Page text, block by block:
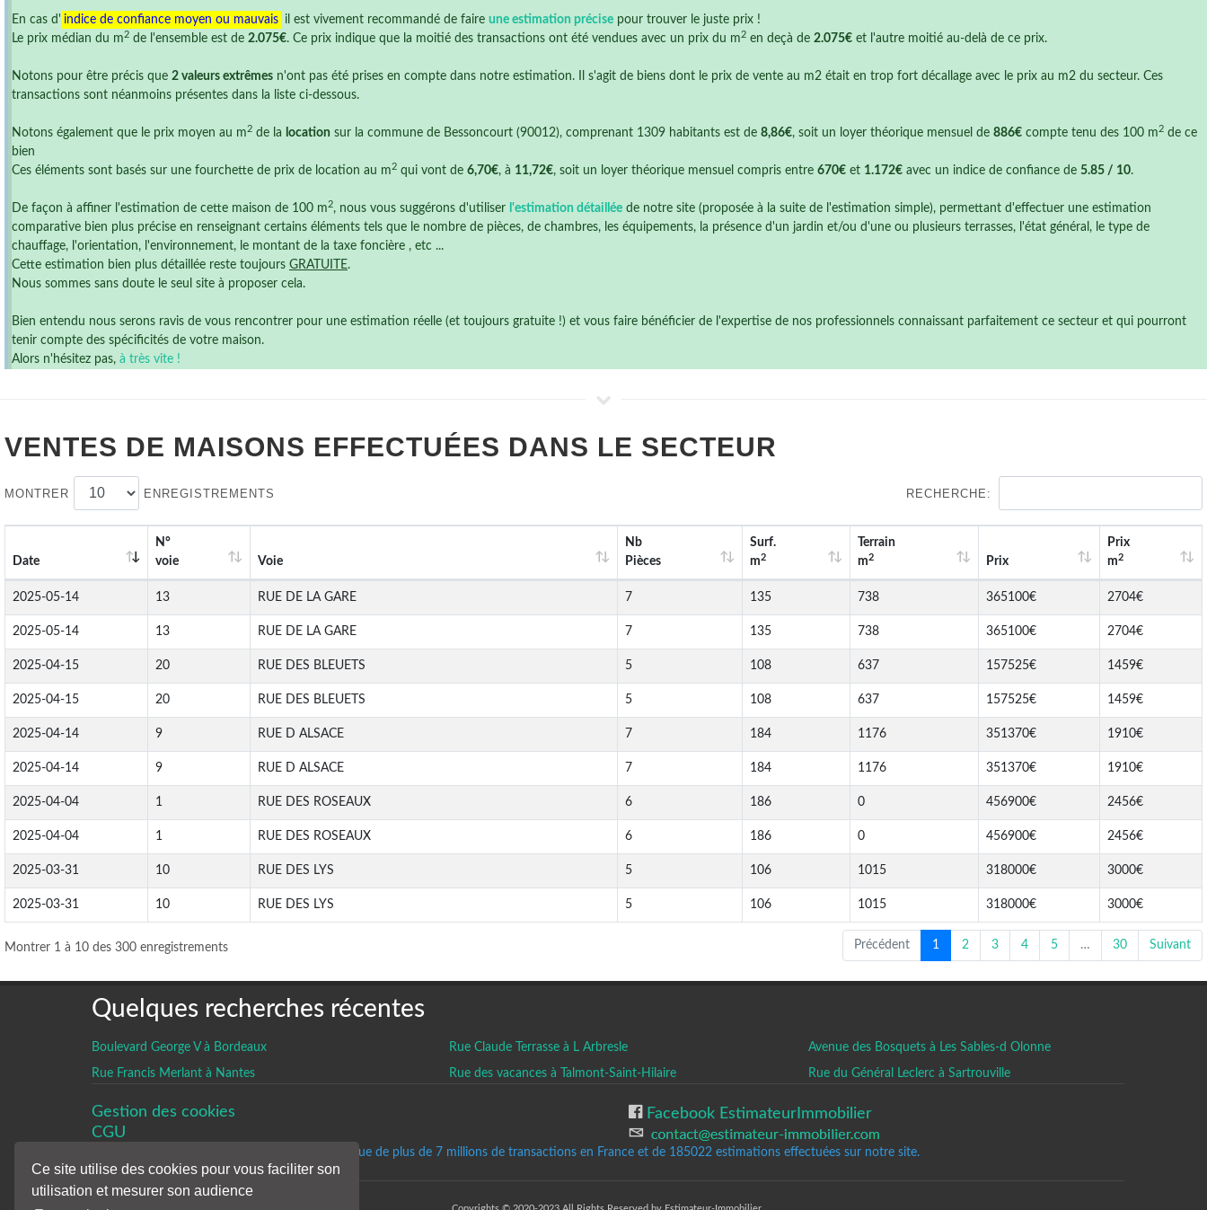
Ce site utilise des cookies pour vous faciliter son
utilisation et mesurer son audience
En cas d' indice de confiance moyen ou mauvais il est vivement recommandé de faire une estimation précisepour trouver le juste prix !
Le prix médian du m 2 de l'ensemble est de 2.075€. Ce prix indique que la moitié des transactions ont été vendues avec un prix du m 2 en deçà de 2.075€ et l'autre moitié au-delà de ce prix.
Notons pour être précis que 2 valeurs extrêmes n'ont pas été prises en compte dans notre estimation. Il s'agit de biens dont le prix de vente au m2 était en trop fort décallage avec le prix au m2 du secteur. Ces
transactions sont néanmoins présentes dans la liste ci-dessous.
Notons également que le prix moyen au m 2 de la location sur la commune de Bessoncourt (90012), comprenant 1309 habitants est de 8,86€, soit un loyer théorique mensuel de 886€ compte tenu des 100 m 2 de ce
bien
Ces éléments sont basés sur une fourchette de prix de location au m 2 qui vont de 6,70€, à 11,72€, soit un loyer théorique mensuel compris entre 670€ et 1.172€ avec un indice de confiance de 5.85 / 10.
De façon à affiner l'estimation de cette maison de 100 m 2, nous vous suggérons d'utiliser l'estimation détaillée de notre site (proposée à la suite de l'estimation simple), permettant d'effectuer une estimation
comparative bien plus précise en renseignant certains éléments tels que le nombre de pièces, de chambres, les équipements, la présence d'un jardin et/ou d'une ou plusieurs terrasses, l'état général, le type de
chauffage, l'orientation, l'environnement, le montant de la taxe foncière , etc ...
Cette estimation bien plus détaillée reste toujours GRATUITE.
Nous sommes sans doute le seul site à proposer cela.
Bien entendu nous serons ravis de vous rencontrer pour une estimation réelle (et toujours gratuite !) et vous faire bénéficier de l'expertise de nos professionnels connaissant parfaitement ce secteur et qui pourront
tenir compte des spécificités de votre maison.
Alors n'hésitez pas, à très vite !
VENTES DE MAISONS EFFECTUÉES DANS LE SECTEUR
MONTRER ENREGISTREMENTS RECHERCHE:
Date
N°
voie
Voie
Nb
Pièces
Surf.
m2
Terrain
m2 Prix
Prix
m2
2025-05-14 13 RUE DE LA GARE 7 135 738 365100€ 2704€
2025-05-14 13 RUE DE LA GARE 7 135 738 365100€ 2704€
2025-04-15 20 RUE DES BLEUETS 5 108 637 157525€ 1459€
2025-04-15 20 RUE DES BLEUETS 5 108 637 157525€ 1459€
2025-04-14 9 RUE D ALSACE 7 184 1176 351370€ 1910€
2025-04-14 9 RUE D ALSACE 7 184 1176 351370€ 1910€
2025-04-04 1 RUE DES ROSEAUX 6 186 0 456900€ 2456€
2025-04-04 1 RUE DES ROSEAUX 6 186 0 456900€ 2456€
2025-03-31 10 RUE DES LYS 5 106 1015 318000€ 3000€
2025-03-31 10 RUE DES LYS 5 106 1015 318000€ 3000€
Montrer 1 à 10 des 300 enregistrements Précédent 1 2 3 4 5 … 30 Suivant
Quelques recherches récentes
Boulevard George V à Bordeaux Rue Claude Terrasse à L Arbresle Avenue des Bosquets à Les Sables-d Olonne
Rue Francis Merlant à Nantes Rue des vacances à Talmont-Saint-Hilaire Rue du Général Leclerc à Sartrouville
Gestion des cookies
Facebook EstimateurImmobilier
CGU
Un historique de plus de 7 millions de transactions en France et de 185022estimations effectuées sur notre site.